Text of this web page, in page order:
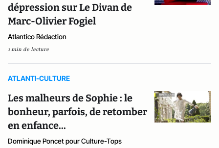
dépression sur Le Divan de
Marc-Olivier Fogiel
Atlantico Rédaction
1 min de lecture
ATLANTI-CULTURE
Les malheurs de Sophie : le
bonheur, parfois, de retomber
en enfance...
Dominique Poncet pour Culture-Tops